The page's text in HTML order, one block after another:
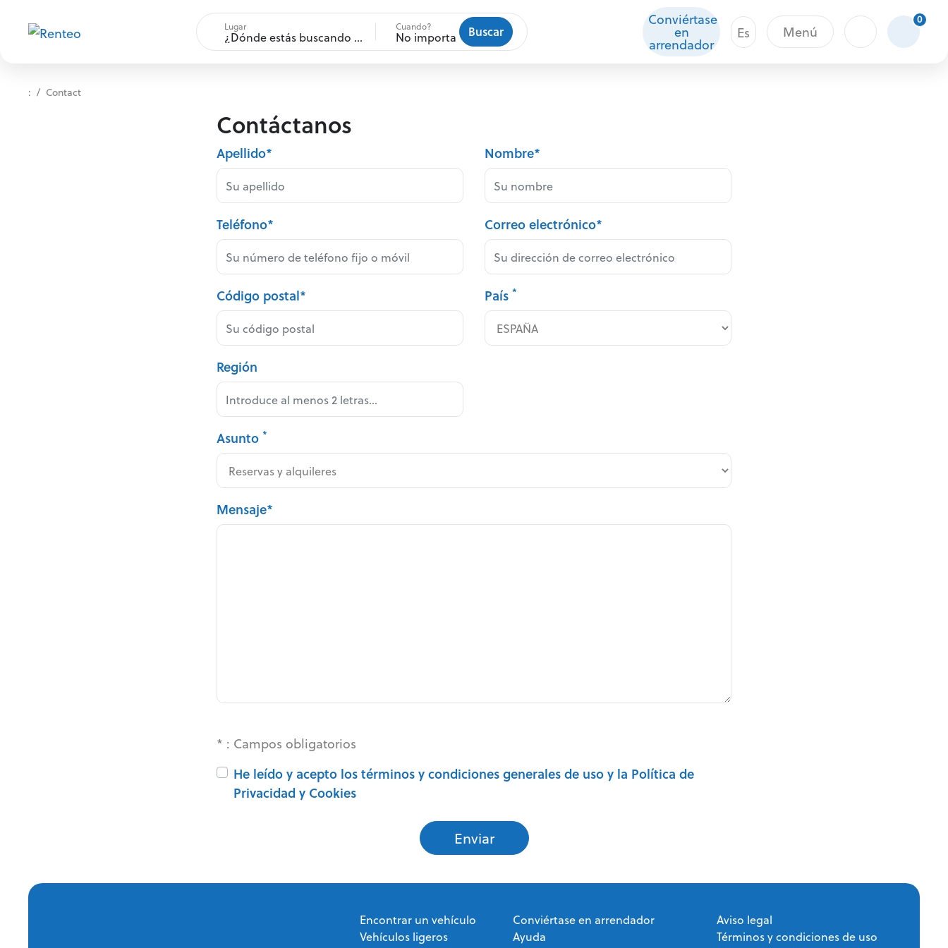
Lugar
¿Dónde estás buscando un vehículo?
Cuando?
No importa Buscar
Conviértase
en
arrendador
Es Menú
0
: Contact
Contáctanos
Apellido*
Teléfono*
Nombre*
Correo electrónico*
Código postal* País *
Región
Asunto *
Mensaje*
* : Campos obligatorios
He leído y acepto lostérminos y condiciones generales de usoy la Política de
Privacidad y Cookies
Enviar
Encontrar un vehículo
Vehículos ligeros
Conviértase en arrendador
Ayuda
Aviso legal
Términos y condiciones de uso